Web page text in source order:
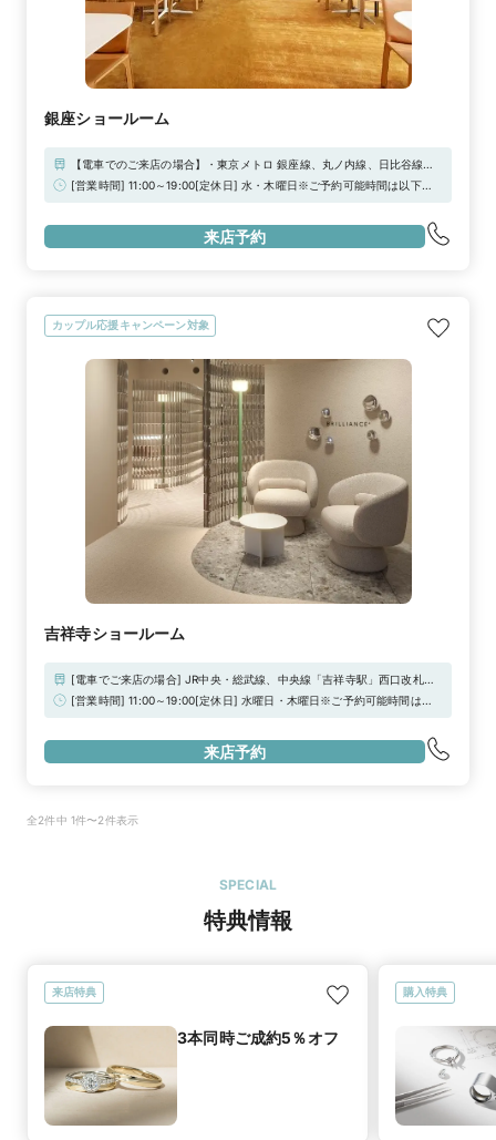
銀座ショールーム
【電車でのご来店の場合】・東京メトロ 銀座線、丸ノ内線、日比谷線
銀座駅 A13番出口より 徒歩3分・東京メトロ 有楽町線 銀座一丁目駅 8
[営業時間] 11:00～19:00[定休日] 水・木曜日※ご予約可能時間は以下の
す※それ以外の時間帯をご希望の場合はご相談ください※定休日が祝日の
場合はオープンいたします※ブリリアンスプラスのジュエリーコンサルタ
い★
来店予約
カップル応援キャンペーン対象
吉祥寺ショールーム
[電車でご来店の場合] JR中央・総武線、中央線「吉祥寺駅」西口改札よ
り徒歩4分京王井の頭線「吉祥寺駅」より徒歩4分●車でご来店の場合指定
分）※ご来店のお客様へ、駐車券ご提示と引き換えに一律500円のサービ
ス券を差し上げています
[営業時間] 11:00～19:00[定休日] 水曜日・木曜日※ご予約可能時間は以
願い致します※それ以外の時間帯をご希望の場合はご相談ください※定休
日が祝日の場合はオープンいたします※ブリリアンスプラスのジュエリー
談、購入も。「オンライン接客」もご利用できます★ぜひ、お気軽にご相
来店予約
全2件中 1件〜2件表示
SPECIAL
特典情報
来店特典
3本同時ご成約5％オフ
購入特典